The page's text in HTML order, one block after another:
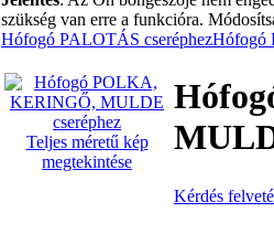
szükség van erre a funkcióra.
Hófogó PALOTÁS cseréphezHófogó
Teljes méretű kép
megtekintése
Kérdés